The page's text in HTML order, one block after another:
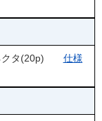
クタ(20p) 仕様